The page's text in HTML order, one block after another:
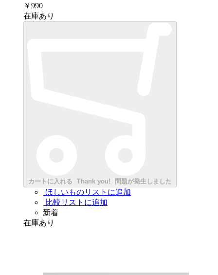
￥990
在庫あり
カートに入れる Thank you! 問題が発生しました
ほしいものリストに追加
比較リストに追加
新着
在庫あり